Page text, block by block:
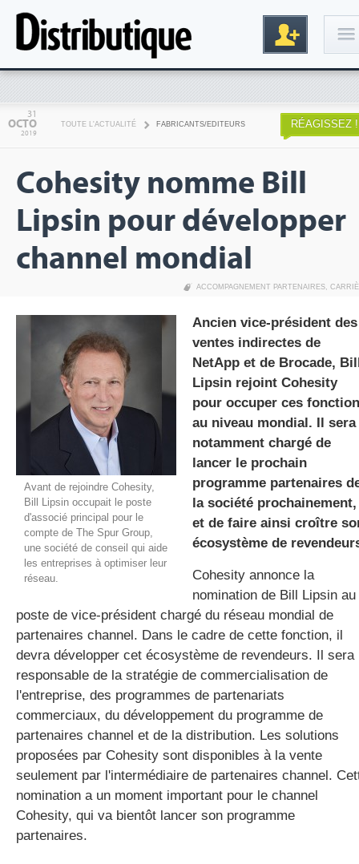
gratuite
31
OCTO
2019
TOUTE L'ACTUALITÉ FABRICANTS/EDITEURS RÉAGISSEZ !
Cohesity nomme Bill
Lipsin pour développer
channel mondial
ACCOMPAGNEMENT PARTENAIRES,
Avant de rejoindre Cohesity,
Bill Lipsin occupait le poste
d'associé principal pour le
compte de The Spur Group,
une société de conseil qui aide
les entreprises à optimiser leur
réseau.
Ancien vice-président des
ventes indirectes de
NetApp et de Brocade,
Lipsin rejoint Cohesity
pour occuper ces
au niveau mondial. Il sera
notamment chargé de
lancer le prochain
programme partenaires
la société prochainement,
et de faire ainsi croître
écosystème de
Cohesity annonce la
nomination de Bill Lipsin au
poste de vice-président chargé du réseau mondial de
partenaires channel. Dans le cadre de cette fonction, il
devra développer cet écosystème de revendeurs. Il sera
responsable de la stratégie de commercialisation de
l'entreprise, des programmes de partenariats
commerciaux, du développement du programme de
partenaires channel et de la distribution. Les solutions
proposées par Cohesity sont disponibles à la vente
seulement par l'intermédiaire de partenaires channel.
nomination a un moment important pour le channel
Cohesity, qui va bientôt lancer son programme
partenaires.